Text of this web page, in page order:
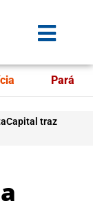
Pará
traz